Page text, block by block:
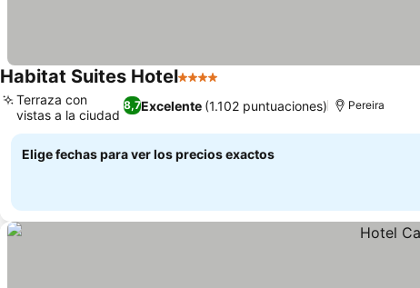
Habitat Suites Hotel4 Estrellas
8,7Excelente (1.102 puntuaciones)
Terraza con
vistas a la ciudad
Pereira
Elige fechas para ver los precios exactos